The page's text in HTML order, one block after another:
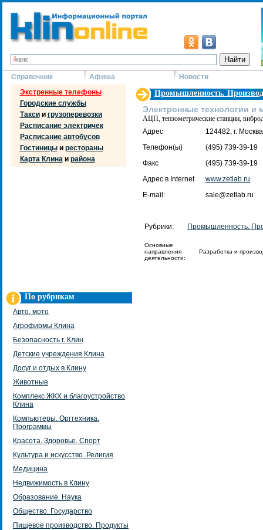
Справочник Афиша
Новости
Экстренные телефоны
Городские службы
Таксии грузоперевозки
Расписание электричек
Расписание автобусов
Гостиницыи рестораны
Карта Клинаи района
По рубрикам
Авто, мото
Агрофирмы Клина
Безопасность г. Клин
Детские учреждения Клина
Досуг и отдых в Клину
Животные
Комплекс ЖКХ и благоустройство
Клина
Компьютеры. Оргтехника.
Программы
Красота. Здоровье. Спорт
Культура и искусство. Религия
Медицина
Недвижимость в Клину
Образование. Наука
Общество. Государство
Пищевое производство. Продукты
Промышленность.
Электронные технологии
АЦП, тензометрические станции,
Адрес
124482, г.
Телефон(ы)
(495) 739-39-19
Факс
(495) 739-39-19
Адрес в Internet
www.zetlab.ru
E-mail:
sale@zetlab.ru
Рубрики: Промышленность.
Основные
направления
деятельности:
Разработка и